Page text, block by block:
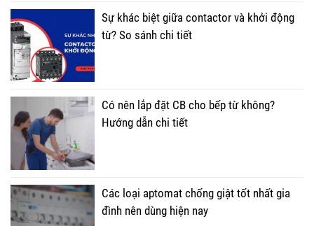
Sự khác biệt giữa contactor và khởi động
từ? So sánh chi tiết
Có nên lắp đặt CB cho bếp từ không?
Hướng dẫn chi tiết
Các loại aptomat chống giật tốt nhất gia
đình nên dùng hiện nay